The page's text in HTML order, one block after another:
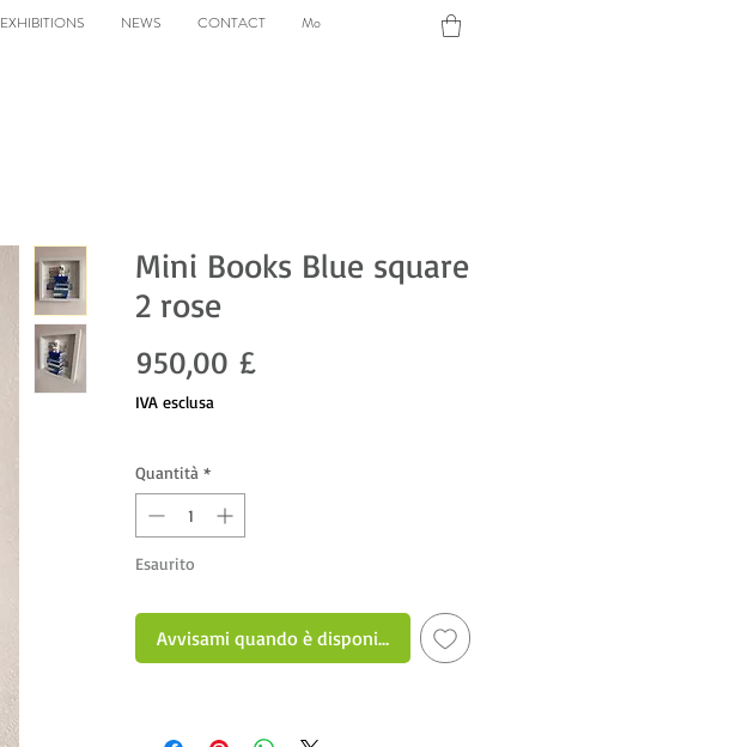
EXHIBITIONS NEWS CONTACT More
Mini Books Blue square
2 rose
950,00 £Prezzo
IVA esclusa
Quantità *
Esaurito
Avvisami quando è disponibile